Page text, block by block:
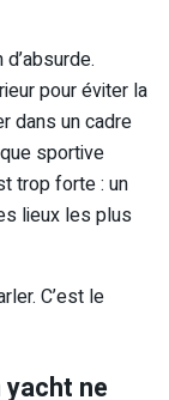
pour éviter la
dans un cadre
sportive
trop forte : un
lieux les plus
C’est le
yacht ne